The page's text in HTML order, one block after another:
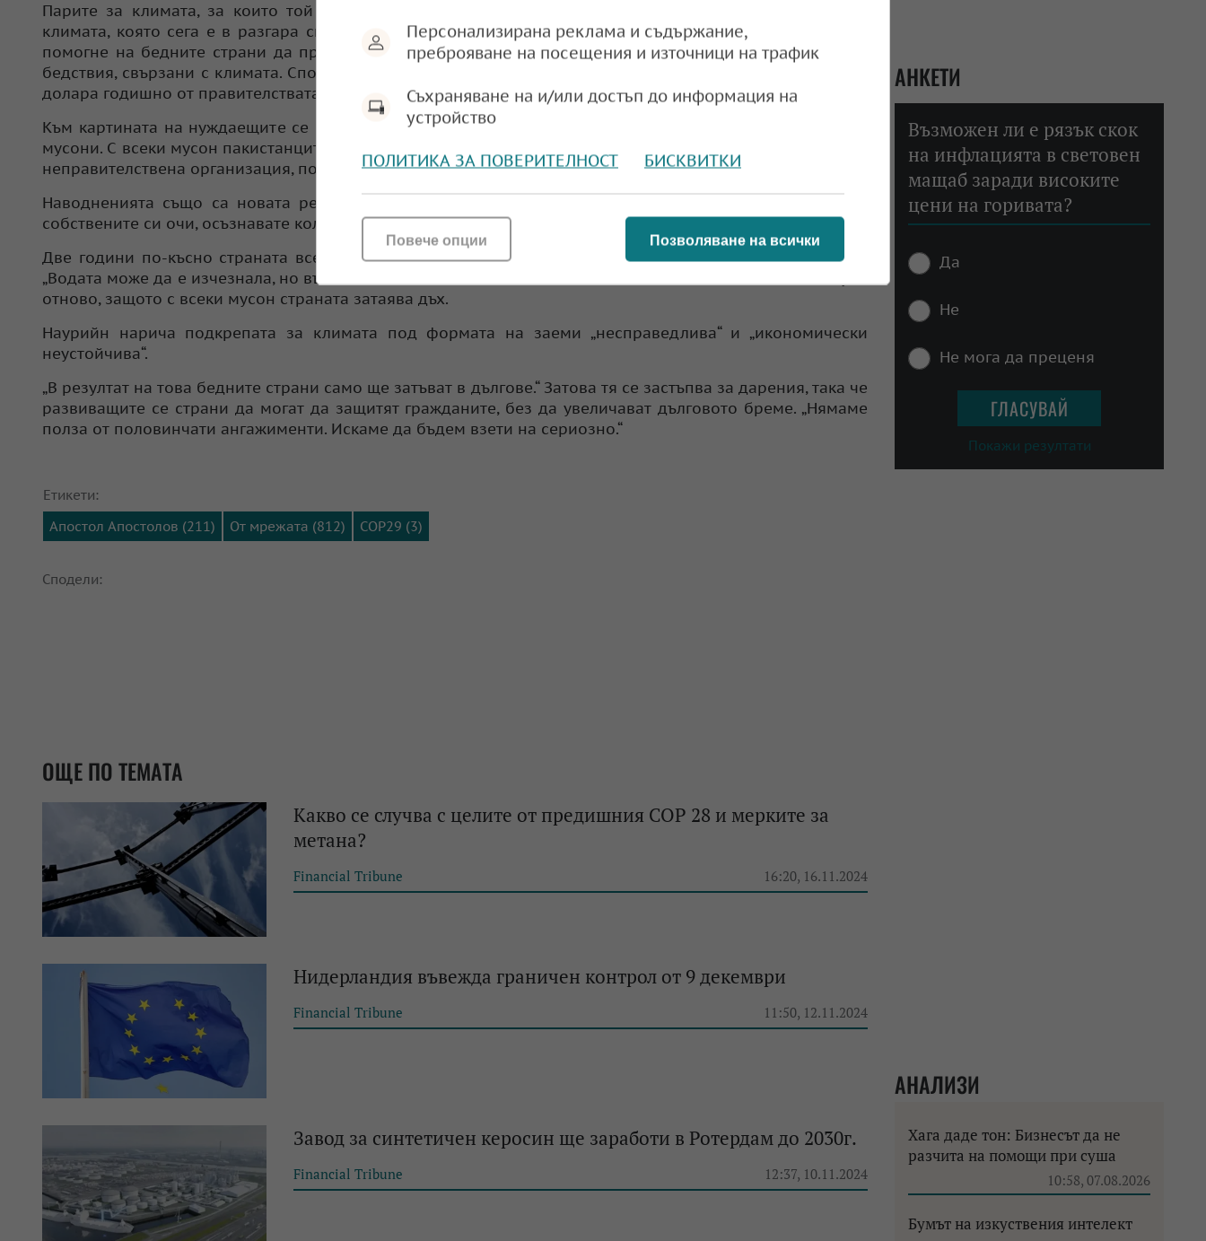
Парите за климата, за които той говори, са най-важната тема на тазгодишната среща на върха за
климата, която сега е в разгара си в Баку. Светът ще трябва да намери компромис за сума, която ще
помогне на бедните страни да преминат към чиста енергия, като в същото време ще ги предпази от
бедствия, свързани с климата. Според изследвания това изисква най-малко 1 трилион (1000 милиарда)
долара годишно от правителствата и компаниите.
Към картината на нуждаещите се медиите разказват историята на Пакистан и нейните опустошителни
мусони. С всеки мусон пакистанците затаяват дъх, заявява Фара Наурийн е директор на Mercy Corps Asia,
неправителствена организация, посветена на климатичната справедливост в региона.
Наводненията също са новата реалност в Пакистан. През 2022 г. „Когато видите нещо подобно със
собствените си очи, осъзнавате колко сериозен е климатичният проблем“, казва Наурийн.
Две години по-късно страната все още се опитва да се изправи на краката си, но процесът е бавен.
„Водата може да е изчезнала, но въздействието не е.“ Освен това остава да видим дали това ще се случи
отново, защото с всеки мусон страната затаява дъх.
Наурийн нарича подкрепата за климата под формата на заеми „несправедлива“ и „икономически
неустойчива“.
„В резултат на това бедните страни само ще затъват в дългове.“ Затова тя се застъпва за дарения, така че
развиващите се страни да могат да защитят гражданите, без да увеличават дълговото бреме. „Нямаме
полза от половинчати ангажименти. Искаме да бъдем взети на сериозно.“
Етикети:
Апостол Апостолов (211)
От мрежата (812) COP29 (3)
Сподели:
ОЩЕ ПО ТЕМАТА
Какво се случва с целите от предишния COP 28 и мерките за
метана?
Financial Tribune 16:20, 16.11.2024
Нидерландия въвежда граничен контрол от 9 декември
Financial Tribune 11:50, 12.11.2024
Завод за синтетичен керосин ще заработи в Ротердам до 2030г.
Financial Tribune 12:37, 10.11.2024
АНКЕТИ
Възможен ли е рязък скок
на инфлацията в световен
мащаб заради високите
цени на горивата?
Да
Не
Не мога да преценя
Покажи резултати
АНАЛИЗИ
Хага даде тон: Бизнесът да не
разчита на помощи при суша
10:58, 07.08.2026
Бумът на изкуствения интелект
Персонализирана реклама и съдържание,
преброяване на посещения и източници на трафик
Съхраняване на и/или достъп до информация на
устройство
ПОЛИТИКА ЗА ПОВЕРИТЕЛНОСТ БИСКВИТКИ
Позволяване на всички
Повече опции